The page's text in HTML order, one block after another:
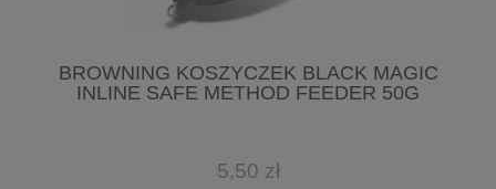
BROWNING KOSZYCZEK BLACK MAGIC
INLINE SAFE METHOD FEEDER 50G
5,50 zł